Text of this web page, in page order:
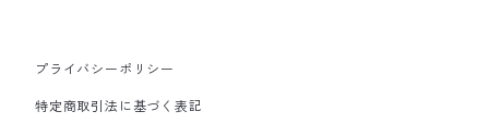
ファーラン・コンサワット
マスク
プライバシーポリシー
特定商取引法に基づく表記